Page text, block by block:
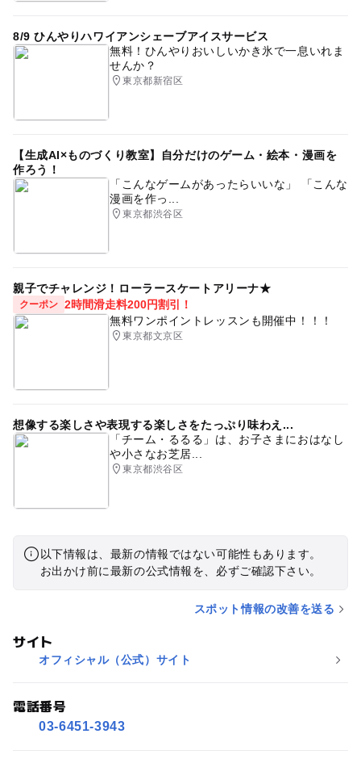
8/9 ひんやりハワイアンシェーブアイスサービス
無料！ひんやりおいしいかき氷で一息いれま
せんか？
東京都新宿区
【生成AI×ものづくり教室】自分だけのゲーム・絵本・漫画を
作ろう！
「こんなゲームがあったらいいな」 「こんな
漫画を作っ...
東京都渋谷区
親子でチャレンジ！ローラースケートアリーナ★
クーポン 2時間滑走料200円割引！
無料ワンポイントレッスンも開催中！！！
東京都文京区
想像する楽しさや表現する楽しさをたっぷり味わえ...
「チーム・るるる」は、お子さまにおはなし
や小さなお芝居...
東京都渋谷区
以下情報は、最新の情報ではない可能性もあります。
お出かけ前に最新の公式情報を、必ずご確認下さい。
スポット情報の改善を送る
サイト
オフィシャル（公式）サイト
電話番号
03-6451-3943